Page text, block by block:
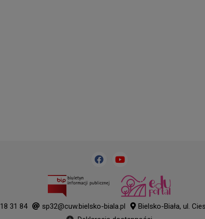
31 84 sp32@cuw.bielsko-biala.pl
Bielsko-Biała, ul.